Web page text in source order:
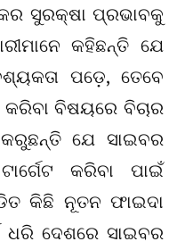
ସୁରକ୍ଷା ପ୍ରଭାବକୁ
କହିଛନ୍ତି ଯେ
ପଡ଼େ, ତେବେ
କରିବା ବିଷୟରେ ବିଚାର
ଯେ ସାଇବର
କରିବା ପାଇଁ
କିଛି ନୂତନ ଫାଇଦା
ଧରି ଦେଶରେ ସାଇବର